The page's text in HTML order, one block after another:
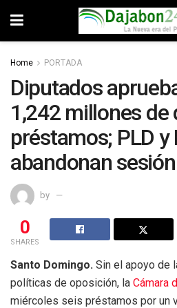
Home PORTADA
Diputados
1,242 millones de
préstamos; PLD y
abandonan sesión
by
0
SHARES
Santo Domingo. Sin el apoyo de
políticas de oposición, la Cámara
miércoles seis préstamos por un